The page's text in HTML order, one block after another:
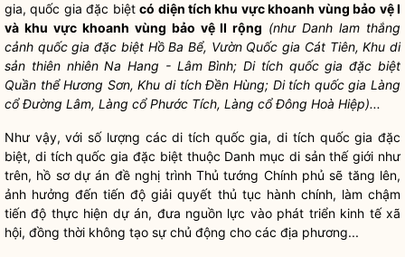
gia,quốc gia đặc biệtcó diện tích khu vực khoanh vùng bảo vệ I
và khu vực khoanh vùng bảo vệ II rộng (như Danh lam thắng
cảnh quốc gia đặc biệt Hồ Ba Bể, Vườn Quốc gia Cát Tiên, Khu di
sản thiên nhiên Na Hang - Lâm Bình; Di tích quốc gia đặc biệt
Quần thể Hương Sơn, Khu di tích Đền Hùng; Di tích quốc gia Làng
cổ Đường Lâm, Làng cổ Phước Tích, Làng cổ Đông Hoà Hiệp)...
Như vậy, với số lượng các di tích quốc gia, di tích quốc gia đặc
biệt, di tíchquốc gia đặc biệt thuộc Danh mục di sản thế giới như
trên, hồ sơ dự án đề nghị trình Thủ tướng Chính phủ sẽ tăng lên,
ảnh hưởng đến tiến độ giải quyết thủ tục hành chính, làm chậm
tiến độ thực hiện dự án, đưa nguồn lực vào phát triển kinh tế xã
hội, đồng thời không tạo sự chủ động cho các địa phương...